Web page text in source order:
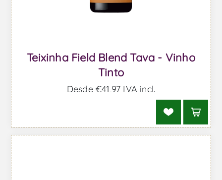
Teixinha Field Blend Tava - Vinho
Tinto
Desde €41,97 IVA incl.